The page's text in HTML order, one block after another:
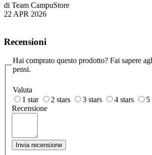
di Team CampuStore
22 APR 2026
Recensioni
Hai comprato questo prodotto? Fai sapere
pensi.
Valuta
1 star
2 stars 3 stars 4 stars
5
Recensione
Invia recensione